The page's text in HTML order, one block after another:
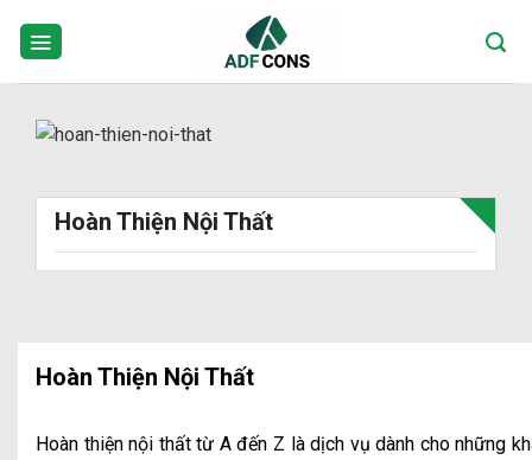
Hoàn Thiện Nội Thất
Hoàn Thiện Nội Thất
Hoàn thiện nội thất từ A đến Z là dịch vụ dành cho những